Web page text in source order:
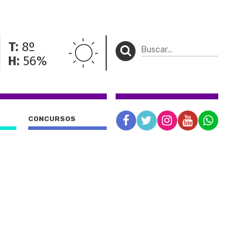
T: 8º
H: 56%
CONCURSOS